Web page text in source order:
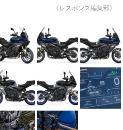
《レスポンス編集部》